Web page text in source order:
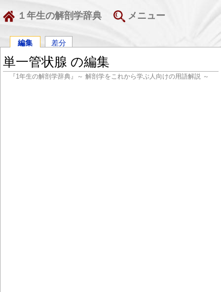
１年生の解剖学辞典 メニュー
編集 差分
単一管状腺 の編集
『1年生の解剖学辞典』～ 解剖学をこれから学ぶ人向けの用語解説 ～